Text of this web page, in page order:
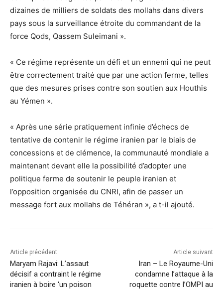
dizaines de milliers de soldats des mollahs dans divers
pays sous la surveillance étroite du commandant de la
force Qods, Qassem Suleimani ».
« Ce régime représente un défi et un ennemi qui ne peut
être correctement traité que par une action ferme, telles
que des mesures prises contre son soutien aux Houthis
au Yémen ».
« Après une série pratiquement infinie d’échecs de
tentative de contenir le régime iranien par le biais de
concessions et de clémence, la communauté mondiale a
maintenant devant elle la possibilité d’adopter une
politique ferme de soutenir le peuple iranien et
l’opposition organisée du CNRI, afin de passer un
message fort aux mollahs de Téhéran », a t-il ajouté.
Article précédent
Maryam Rajavi: L’assaut
décisif a contraint le régime
iranien à boire ‘un poison
Article suivant
Iran – Le Royaume-Uni
condamne l’attaque à la
roquette contre l’OMPI au